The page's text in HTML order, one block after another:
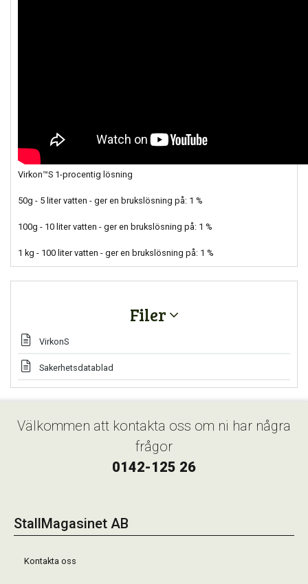
Virkon™S 1-procentig lösning
50g - 5 liter vatten - ger en brukslösning på: 1 %
100g - 10 liter vatten - ger en brukslösning på: 1 %
1 kg - 100 liter vatten - ger en brukslösning på: 1 %
Filer
VirkonS
Sakerhetsdatablad
Välkommen att kontakta oss om ni har några
frågor
0142-125 26
StallMagasinet AB
Kontakta oss